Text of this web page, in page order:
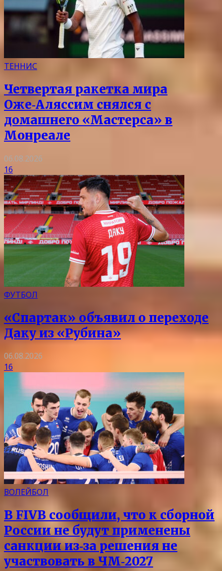
ТЕННИС
Четвертая ракетка мира
Оже‑Аляссим снялся с
домашнего «Мастерса» в
Монреале
06.08.2026
16
ФУТБОЛ
«Спартак» объявил о переходе
Даку из «Рубина»
06.08.2026
16
ВОЛЕЙБОЛ
В FIVB сообщили, что к сборной
России не будут применены
санкции из‑за решения не
участвовать в ЧМ‑2027